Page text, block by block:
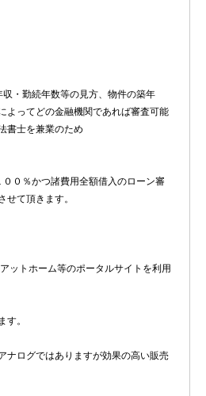
・勤続年数等の見方、物件の築年
よってどの金融機関であれば審査可能
書士を兼業のため
０％かつ諸費用全額借入のローン審
せて頂きます。
ットホーム等のポータルサイトを利用
す。
ナログではありますが効果の高い販売